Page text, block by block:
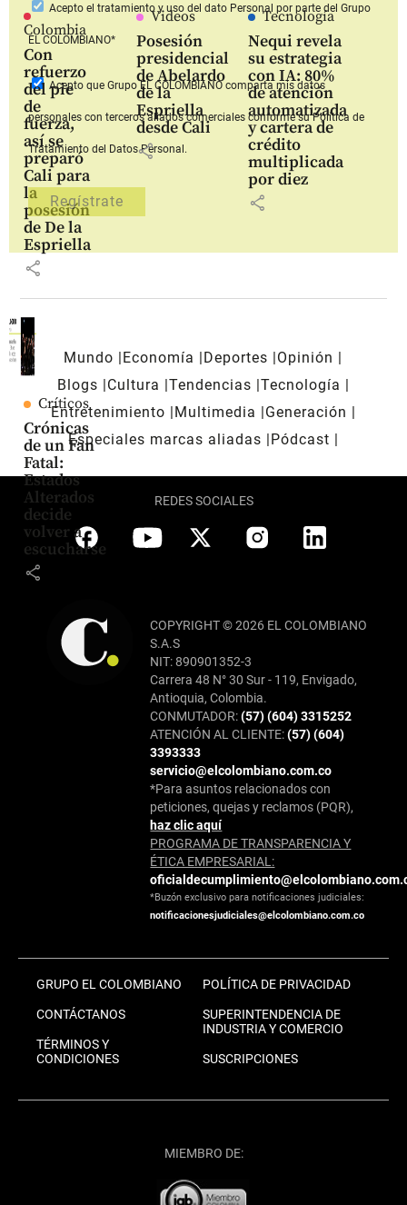
Colombia
Con
refuerzo
del pie
de
fuerza,
así se
preparó
Cali para
la
posesión
de De la
Espriella
share
Videos
Posesión
presidencial
de Abelardo
de la
Espriella
desde Cali
share
Tecnología
Nequi revela
su estrategia
con IA: 80%
de atención
automatizada
y cartera de
crédito
multiplicada
por diez
share
Críticos
Crónicas
de un Fan
Fatal:
Estados
Alterados
decide
volver a
escucharse
share
Acepto el tratamiento y uso del dato Personal por parte del Grupo
EL COLOMBIANO*
Acepto que Grupo EL COLOMBIANOcomparta mis datos
personales con terceros aliados comerciales conforme su Política de
Tratamiento del Datos Personal.
Mundo Economía Deportes
Opinión
Blogs
Cultura Tendencias Tecnología
Entretenimiento
Multimedia
Generación
Especiales marcas aliadas
Pódcast
REDES SOCIALES
COPYRIGHT © 2026 EL COLOMBIANO
S.A.S
NIT: 890901352-3
Carrera 48 N° 30 Sur - 119, Envigado,
Antioquia, Colombia.
CONMUTADOR:(57) (604) 3315252
ATENCIÓN AL CLIENTE:(57) (604)
3393333
servicio@elcolombiano.com.co
*Para asuntos relacionados con
peticiones, quejas y reclamos (PQR),
haz clic aquí
PROGRAMA DE TRANSPARENCIA Y
ÉTICA EMPRESARIAL:
*Buzón exclusivo para notificaciones judiciales:
notificacionesjudiciales@elcolombiano.com.co
GRUPO EL COLOMBIANO
CONTÁCTANOS
TÉRMINOS Y
CONDICIONES
POLÍTICA DE PRIVACIDAD
SUPERINTENDENCIA DE
INDUSTRIA Y COMERCIO
SUSCRIPCIONES
MIEMBRO DE: